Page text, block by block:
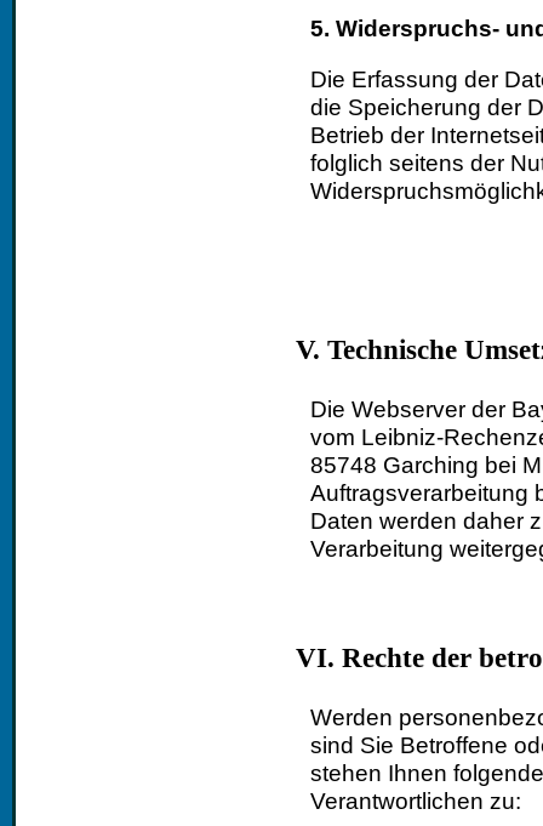
5. Widerspruchs-
Die Erfassung der
die Speicherung der
Betrieb der
folglich seitens der
V. Technische
Die Webserver der
vom Leibniz-
85748 Garching bei
Auftragsverarbeitung
Daten werden daher
Verarbeitung
VI. Rechte der
Werden
sind Sie Betroffene
stehen Ihnen
Verantwortlichen zu: